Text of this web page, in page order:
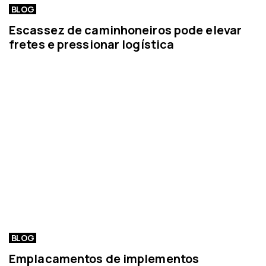
BLOG
Escassez de caminhoneiros pode elevar
fretes e pressionar logística
BLOG
Emplacamentos de implementos